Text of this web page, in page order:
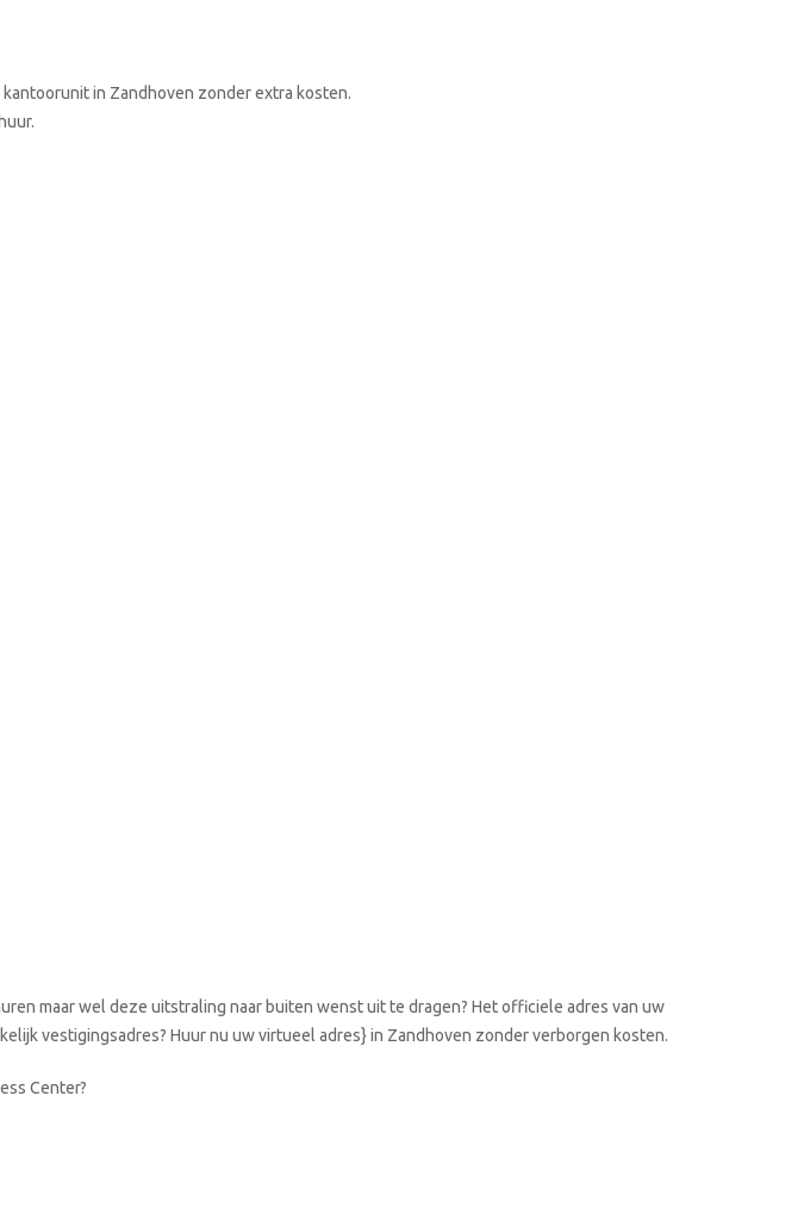
in Zandhoven zonder extra kosten.
maar wel deze uitstraling naar buiten wenst uit te dragen? Het officiele adres van uw
vestigingsadres? Huur nu uw virtueel adres} in Zandhoven zonder verborgen kosten.
Center?